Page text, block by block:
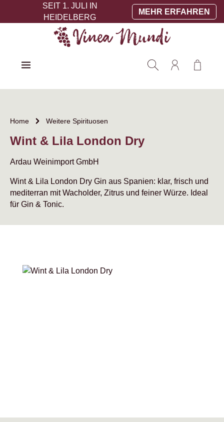
Zum Hauptinhalt springen
SEIT 1. JULI IN
HEIDELBERG
MEHR ERFAHREN
Home Weitere Spirituosen
Wint & Lila London Dry
Ardau Weinimport GmbH
Wint & Lila London Dry Gin aus Spanien: klar, frisch und
mediterran mit Wacholder, Zitrus und feiner Würze. Ideal
für Gin & Tonic.
Bildergalerie überspringen